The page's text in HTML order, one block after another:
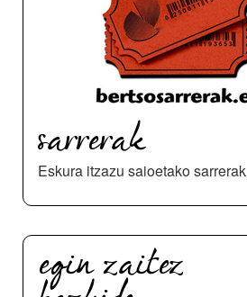
sarrerak
Eskura itzazu saioetako sarrerak
egin zaitez